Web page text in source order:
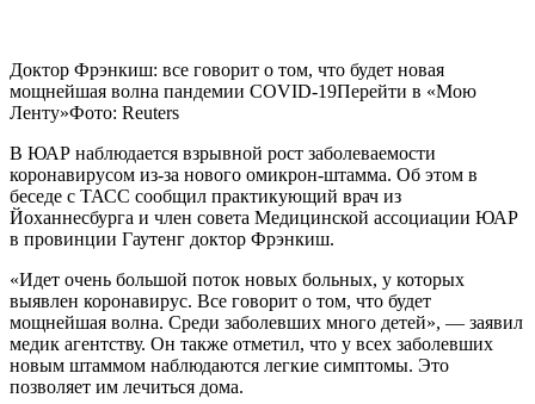
Доктор Фрэнкиш: все говорит о том, что будет новая
мощнейшая волна пандемии COVID-19Перейти в «Мою
Ленту»Фото: Reuters
В ЮАР наблюдается взрывной рост заболеваемости
коронавирусом из-за нового омикрон-штамма. Об этом в
беседе с ТАСС сообщил практикующий врач из
Йоханнесбурга и член совета Медицинской ассоциации ЮАР
в провинции Гаутенг доктор Фрэнкиш.
«Идет очень большой поток новых больных, у которых
выявлен коронавирус. Все говорит о том, что будет
мощнейшая волна. Среди заболевших много детей», — заявил
медик агентству. Он также отметил, что у всех заболевших
новым штаммом наблюдаются легкие симптомы. Это
позволяет им лечиться дома.